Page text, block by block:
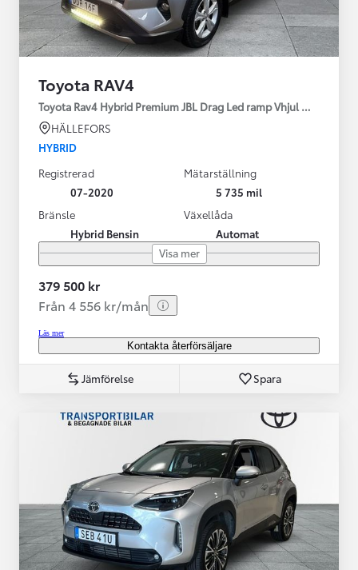
Toyota RAV4
Toyota Rav4 Hybrid Premium JBL Drag Led ramp Vhjul motorv
HÄLLEFORS
HYBRID
Registrerad
07-2020
Mätarställning
5 735 mil
Bränsle
Hybrid Bensin
Växellåda
Automat
Visa mer
379 500 kr
Från 4 556 kr/mån
Läs mer
Kontakta återförsäljare
Jämförelse Spara